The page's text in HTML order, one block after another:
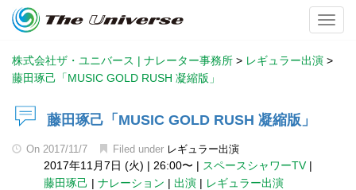
株式会社ザ・ユニバース | ナレーター事務所 > レギュラー出演 >
藤田琢己「MUSIC GOLD RUSH 凝縮版」
藤田琢己「MUSIC GOLD RUSH 凝縮版」
On 2017/11/7 Filed under レギュラー出演
2017年11月7日 (火) | 26:00〜 | スペースシャワーTV|
藤田琢己 | ナレーション | 出演 | レギュラー出演